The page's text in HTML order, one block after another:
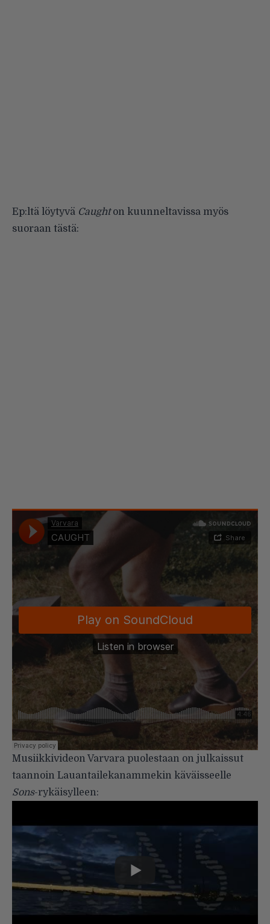
Ep:ltä löytyvä Caughton kuunneltavissa myös
suoraan tästä:
Musiikkivideon Varvara puolestaan on julkaissut
taannoin Lauantailekanammekin käväisseelle
Sons-rykäisylleen: